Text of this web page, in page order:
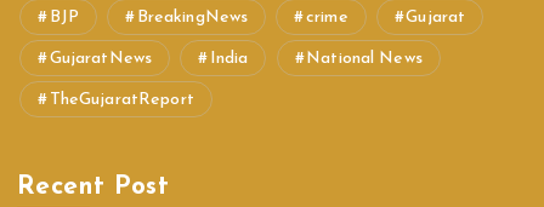
BJP BreakingNews crime Gujarat
GujaratNews India National News
TheGujaratReport
Recent Post